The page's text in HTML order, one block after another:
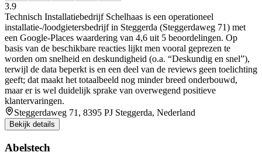
3.9
Technisch Installatiebedrijf Schelhaas is een operationeel
installatie-/loodgietersbedrijf in Steggerda (Steggerdaweg 71) met
een Google-Places waardering van 4,6 uit 5 beoordelingen. Op
basis van de beschikbare reacties lijkt men vooral geprezen te
worden om snelheid en deskundigheid (o.a. “Deskundig en snel”),
terwijl de data beperkt is en een deel van de reviews geen toelichting
geeft; dat maakt het totaalbeeld nog minder breed onderbouwd,
maar er is wel duidelijk sprake van overwegend positieve
klantervaringen.
Steggerdaweg 71, 8395 PJ Steggerda, Nederland
Bekijk details
Abelstech